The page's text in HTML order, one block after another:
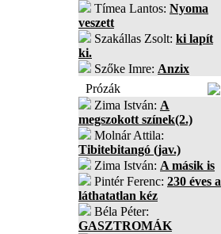
Tímea Lantos: Nyoma
veszett
Szakállas Zsolt: ki lapít
ki.
Szőke Imre: Anzix
Prózák
Zima István: A
megszokott színek(2.)
Molnár Attila:
Tibitebitangó (jav.)
Zima István: A másik is
Pintér Ferenc: 230 éves a
láthatatlan kéz
Béla Péter:
GASZTROMÁK